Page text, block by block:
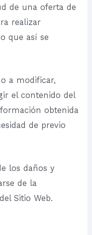
de una oferta de
realizar
que así se
a modificar,
el contenido del
obtenida
de previo
los daños y
de la
Sitio Web.